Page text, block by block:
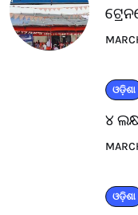
ଓଡ଼ିଶା
୪
ଓଡ଼ିଶା